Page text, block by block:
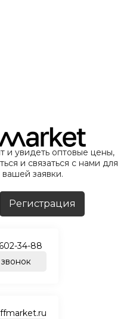
и увидеть оптовые цены,
и связаться с нами для
заявки.
Регистрация
34-88